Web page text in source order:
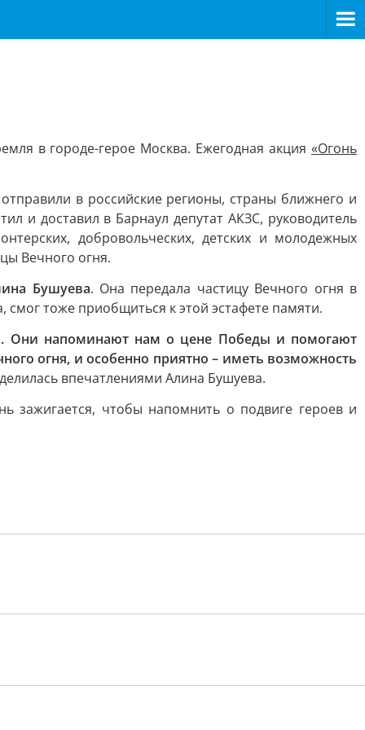
в городе-герое Москва. Ежегодная акция «Огонь
в российские регионы, страны ближнего и
и доставил в Барнаул депутат АКЗС, руководитель
добровольческих, детских и молодежных
Вечного огня.
Бушуева. Она передала частицу Вечного огня в
тоже приобщиться к этой эстафете памяти.
Они напоминают нам о цене Победы и помогают
огня, и особенно приятно – иметь возможность
впечатлениями Алина Бушуева.
зажигается, чтобы напомнить о подвиге героев и